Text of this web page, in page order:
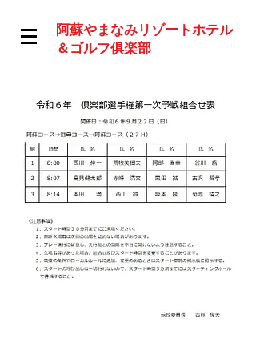
阿蘇やまなみリゾートホテル
＆ゴルフ俱楽部